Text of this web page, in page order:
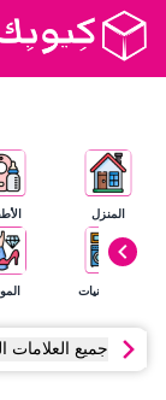
المنزل
الإلكترونيات
جميع العلامات